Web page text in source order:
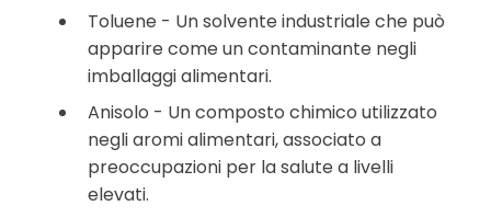
Toluene - Un solvente industriale che può
apparire come un contaminante negli
imballaggi alimentari.
Anisolo - Un composto chimico utilizzato
negli aromi alimentari, associato a
preoccupazioni per la salute a livelli
elevati.